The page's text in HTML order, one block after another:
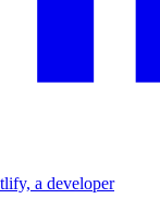
a developer